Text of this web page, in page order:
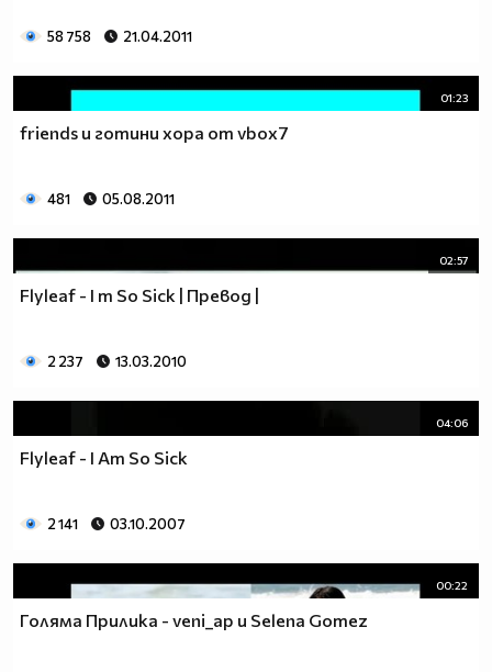
58 758 21.04.2011
01:23
friends и готини хора от vbox7
481 05.08.2011
02:57
Flyleaf - I m So Sick | Превод |
2 237 13.03.2010
04:06
Flyleaf - I Am So Sick
2 141 03.10.2007
00:22
Голяма Прилика - veni_ap и Selena Gomez